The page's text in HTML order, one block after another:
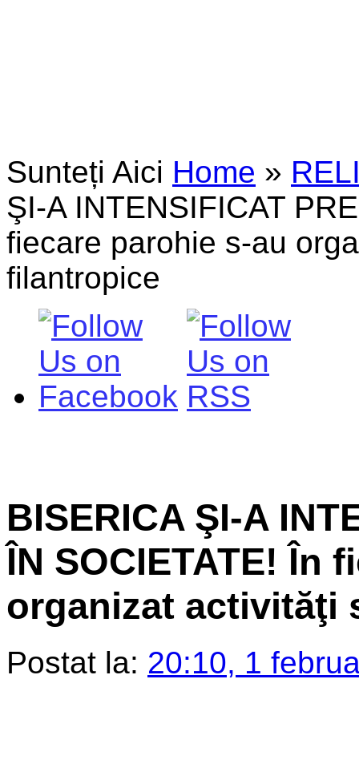
Sunteți Aici Home »
ŞI-A INTENSIFICAT
fiecare parohie s-au
filantropice
BISERICA ŞI-A
ÎN SOCIETATE! În
organizat
Postat la: 20:10, 1